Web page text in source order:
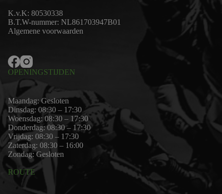
K.v.K: 80530338
B.T.W-nummer: NL861703947B01
Algemene voorwaarden
OPENINGSTIJDEN
Maandag: Gesloten
Dinsdag: 08:30 – 17:30
Woensdag: 08:30 – 17:30
Donderdag: 08:30 – 17:30
Vrijdag: 08:30 – 17:30
Zaterdag: 08:30 – 16:00
Zondag: Gesloten
ROUTE